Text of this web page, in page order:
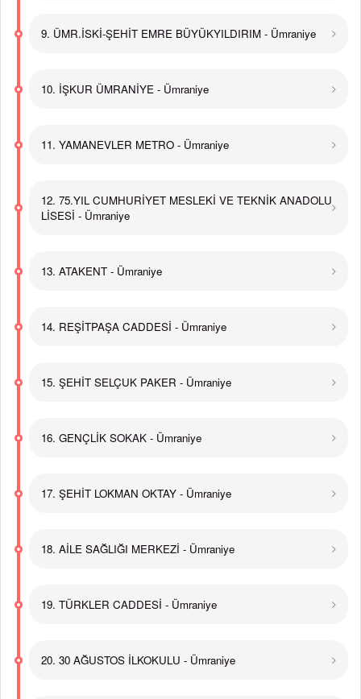
9. ÜMR.İSKİ-ŞEHİT EMRE BÜYÜKYILDIRIM - Ümraniye
10. İŞKUR ÜMRANİYE - Ümraniye
11. YAMANEVLER METRO - Ümraniye
12. 75.YIL CUMHURİYET MESLEKİ VE TEKNİK ANADOLU
LİSESİ - Ümraniye
13. ATAKENT - Ümraniye
14. REŞİTPAŞA CADDESİ - Ümraniye
15. ŞEHİT SELÇUK PAKER - Ümraniye
16. GENÇLİK SOKAK - Ümraniye
17. ŞEHİT LOKMAN OKTAY - Ümraniye
18. AİLE SAĞLIĞI MERKEZİ - Ümraniye
19. TÜRKLER CADDESİ - Ümraniye
20. 30 AĞUSTOS İLKOKULU - Ümraniye